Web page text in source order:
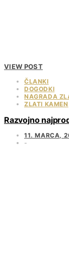
VIEW POST
ČLANKI
DOGODKI
NAGRADA
ZLATI KAMEN
Razvojno
11. MARCA,